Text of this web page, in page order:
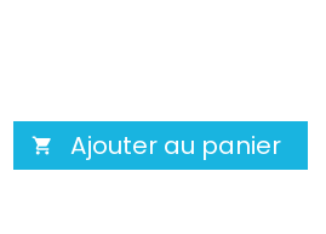
 Ajouter au panier